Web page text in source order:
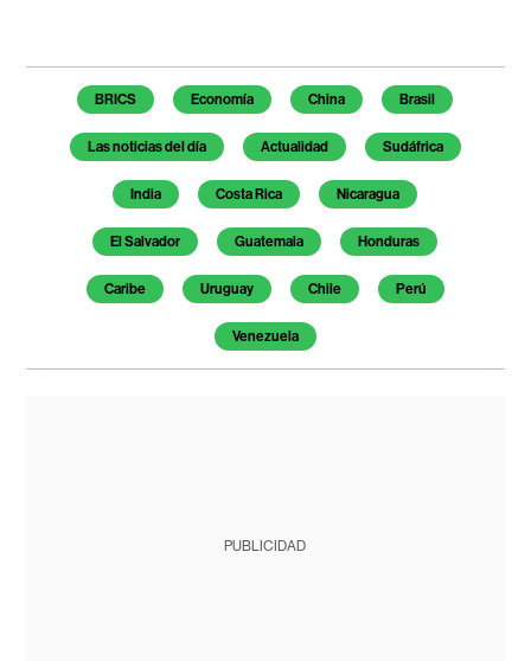
Temas de este artículo
BRICS Economía China Brasil
Las noticias del día Actualidad Sudáfrica
India Costa Rica Nicaragua
El Salvador Guatemala Honduras
Caribe Uruguay Chile Perú
Venezuela
PUBLICIDAD